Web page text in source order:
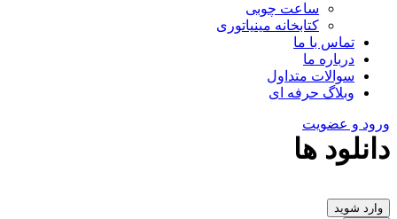
ساعت چوبی
کتابخانه مینیاتوری
تماس با ما
درباره ما
سوالات متداول
وبلاگ حرفه ای
ورود و عضویت
دانلود ها
وارد شوید